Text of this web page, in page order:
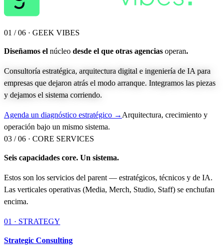
01 / 06 · GEEK VIBES
Diseñamos el núcleo desde el que otras agencias operan.
Consultoría estratégica, arquitectura digital e ingeniería de IA para
empresas que dejaron atrás el modo arranque. Integramos las piezas
y dejamos el sistema corriendo.
Agenda un diagnóstico estratégico → Arquitectura, crecimiento y
operación bajo un mismo sistema.
03 / 06 · CORE SERVICES
Seis capacidades core. Un sistema.
Estos son los servicios del parent — estratégicos, técnicos y de IA.
Las verticales operativas (Media, Merch, Studio, Staff) se enchufan
encima.
01 · STRATEGY
Strategic Consulting